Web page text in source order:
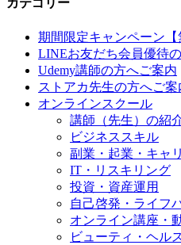
カテゴリー
期間限定キャンペーン【
LINEお友だち会員優待
Udemy講師の方へご案内
ストアカ先生の方へご案
オンラインスクール
講師（先生）の紹
ビジネススキル
副業・起業・キャ
IT・リスキリング
投資・資産運用
自己啓発・ライフ
オンライン講座・
ビューティ・ヘル